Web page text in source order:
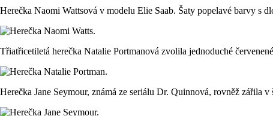
Herečka Naomi Wattsová v modelu Elie Saab. Šaty popelavé barvy s
Třiatřicetiletá herečka Natalie Portmanová zvolila jednoduché
Herečka Jane Seymour, známá ze seriálu Dr. Quinnová, rovněž zářila